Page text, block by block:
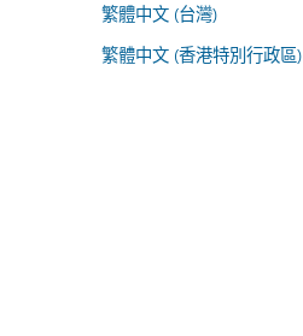
繁體中文 (台灣)
繁體中文 (香港特別行政區)